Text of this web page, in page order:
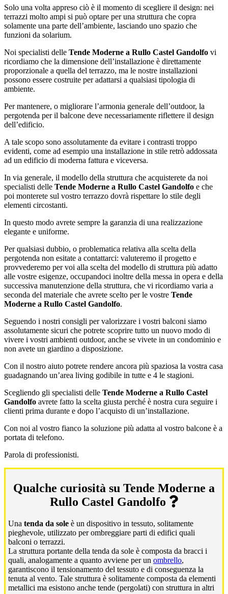
Solo una volta appreso ciò è il momento di scegliere il design: nei
terrazzi molto ampi si può optare per una struttura che copra
solamente una parte dell’ambiente, lasciando uno spazio che
funzioni da solarium.
Noi specialisti delle Tende Moderne a Rullo Castel Gandolfo vi
ricordiamo che la dimensione dell’installazione è direttamente
proporzionale a quella del terrazzo, ma le nostre installazioni
possono essere costruite per adattarsi a qualsiasi tipologia di
ambiente.
Per mantenere, o migliorare l’armonia generale dell’outdoor, la
pergotenda per il balcone deve necessariamente riflettere il design
dell’edificio.
A tale scopo sono assolutamente da evitare i contrasti troppo
evidenti, come ad esempio una installazione in stile retrò addossata
ad un edificio di moderna fattura e viceversa.
In via generale, il modello della struttura che acquisterete da noi
specialisti delle Tende Moderne a Rullo Castel Gandolfo e che
poi monterete sul vostro terrazzo dovrà rispettare lo stile degli
elementi circostanti.
In questo modo avrete sempre la garanzia di una realizzazione
elegante e uniforme.
Per qualsiasi dubbio, o problematica relativa alla scelta della
pergotenda non esitate a contattarci: valuteremo il progetto e
provvederemo per voi alla scelta del modello di struttura più adatto
alle vostre esigenze, occupandoci inoltre della messa in opera e della
successiva manutenzione della struttura, che vi ricordiamo varia a
seconda del materiale che avrete scelto per le vostre Tende
Moderne a Rullo Castel Gandolfo.
Seguendo i nostri consigli per valorizzare i vostri balconi siamo
assolutamente sicuri che potrete scoprire tutto un nuovo modo di
vivere i vostri ambienti outdoor, anche se vivete in un condominio e
non avete un giardino a disposizione.
Con il nostro aiuto potrete rendere ancora più spaziosa la vostra casa
guadagnando un’area living godibile in tutte e 4 le stagioni.
Scegliendo gli specialisti delle Tende Moderne a Rullo Castel
Gandolfo avrete fatto la scelta giusta perché è nostra cura seguire i
clienti prima durante e dopo l’acquisto di un’installazione.
Con noi al vostro fianco la soluzione più adatta al vostro balcone è a
portata di telefono.
Parola di professionisti.
Qualche curiosità su Tende Moderne a
Rullo Castel Gandolfo
Una tenda da sole è un dispositivo in tessuto, solitamente
pieghevole, utilizzato per ombreggiare parti di edifici quali
balconi o terrazzi.
La struttura portante della tenda da sole è composta da bracci i
quali, analogamente a quanto avviene per un ombrello,
garantiscono il tensionamento del tessuto e di conseguenza la
tenuta al vento. Tale struttura è solitamente composta da elementi
metallici ma esistono anche tende (pergolati) con struttura in altri